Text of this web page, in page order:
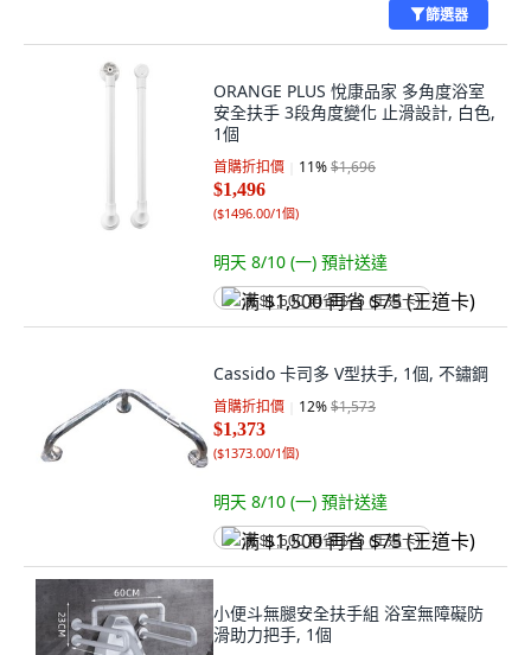
篩選器
ORANGE PLUS 悅康品家 多角度浴室
安全扶手 3段角度變化 止滑設計, 白色,
1個
首購折扣價 11%$1,696
$1,496
($1496.00/1個)
明天 8/10 (一) 預計送達
满 $1,500 再省 $75 (王道卡)
Cassido 卡司多 V型扶手, 1個, 不鏽鋼
首購折扣價 12%$1,573
$1,373
($1373.00/1個)
明天 8/10 (一) 預計送達
满 $1,500 再省 $75 (王道卡)
小便斗無腿安全扶手組 浴室無障礙防
滑助力把手, 1個